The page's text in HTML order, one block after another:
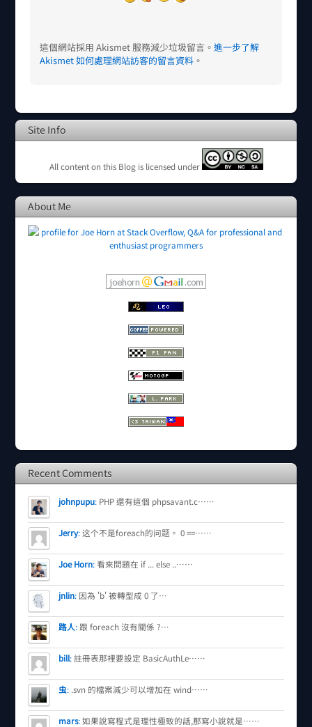
這個網站採用 Akismet 服務減少垃圾留言。進一步了解
Akismet 如何處理網站訪客的留言資料 。
Site Info
All content on this Blog is licensed under
About Me
Recent Comments
johnpupu: PHP 還有這個 phpsavant.c……
Jerry:这个不是foreach的问题。 0 ==……
Joe Horn:看來問題在 if ... else ..……
jnlin: 因為 'b' 被轉型成 0 了…
路人: 跟 foreach 沒有關係 ?…
bill:註冊表那裡要設定 BasicAuthLe……
虫: .svn 的檔案減少可以增加在 wind……
mars:如果說寫程式是理性極致的話,那寫小說就是……